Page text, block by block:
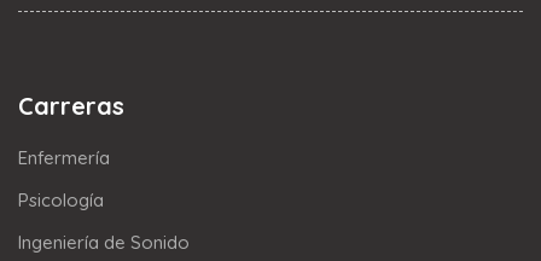
Carreras
Enfermería
Psicología
Ingeniería de Sonido